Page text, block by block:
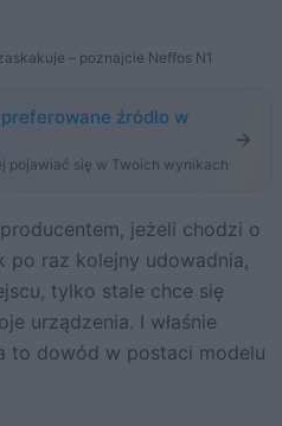
– poznajcie Neffos N1
źródło w
pojawiać się w Twoich wynikach
po raz kolejny udowadnia,
tylko stale chce się
urządzenia. I właśnie
to dowód w postaci modelu